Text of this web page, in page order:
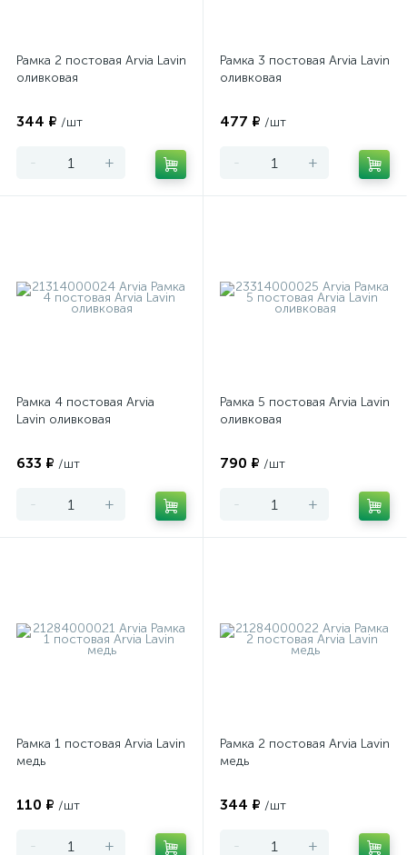
Рамка 2 постовая Arvia Lavin
оливковая
344 ₽ /шт
- +
Рамка 3 постовая Arvia Lavin
оливковая
477 ₽ /шт
- +
Рамка 4 постовая Arvia
Lavin оливковая
633 ₽ /шт
- +
Рамка 5 постовая Arvia Lavin
оливковая
790 ₽ /шт
- +
Рамка 1 постовая Arvia Lavin
медь
110 ₽ /шт
- +
Рамка 2 постовая Arvia Lavin
медь
344 ₽ /шт
- +